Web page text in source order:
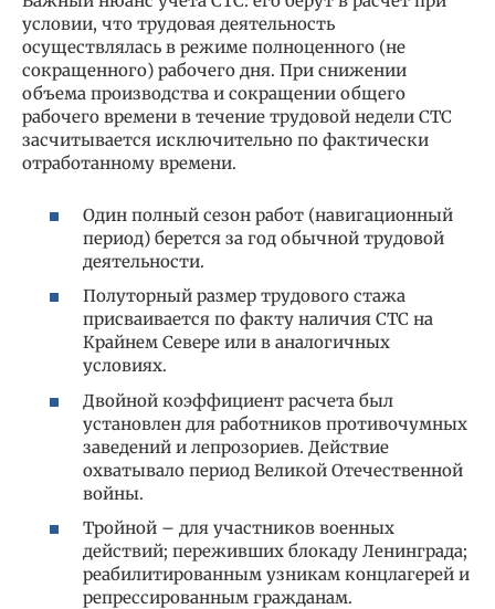
условии, что трудовая деятельность
осуществлялась в режиме полноценного (не
сокращенного) рабочего дня. При снижении
объема производства и сокращении общего
рабочего времени в течение трудовой недели СТС
засчитывается исключительно по фактически
отработанному времени.
Один полный сезон работ (навигационный
период) берется за год обычной трудовой
деятельности.
Полуторный размер трудового стажа
присваивается по факту наличия СТС на
Крайнем Севере или в аналогичных
условиях.
Двойной коэффициент расчета был
установлен для работников противочумных
заведений и лепрозориев. Действие
охватывало период Великой Отечественной
войны.
Тройной – для участников военных
действий; переживших блокаду Ленинграда;
реабилитированным узникам концлагерей и
репрессированным гражданам.